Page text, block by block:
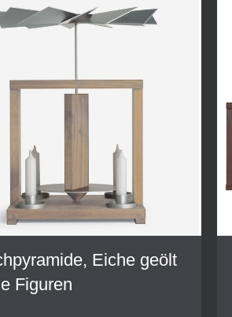
Eiche geölt
Figuren